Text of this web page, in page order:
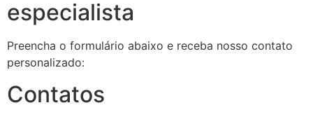
especialista
Preencha o formulário abaixo e receba nosso contato
personalizado:
Contatos